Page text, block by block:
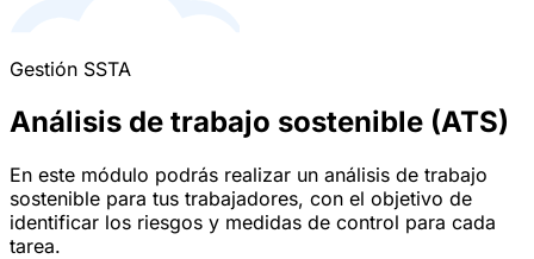
Gestión SSTA
Análisis de trabajo sostenible (ATS)
En este módulo podrás realizar un análisis de trabajo
sostenible para tus trabajadores, con el objetivo de
identificar los riesgos y medidas de control para cada
tarea.